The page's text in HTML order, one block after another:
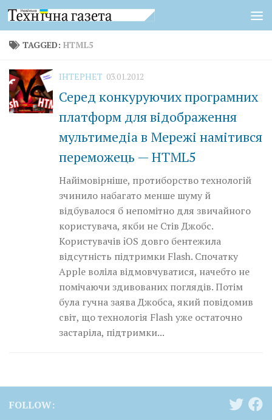
Skip to content
TAGGED: HTML5
ІНТЕРНЕТ 03.01.2012
Серед конкуруючих програмних
платформ для відображення
мультимедіа в Мережі намітився
переможець — HTML5
Найімовірніше, протиборство технологій
зчинило набагато менше шуму й
відбувалося б непомітно для звичайного
користувача, якби не Стів Джобс.
Користувачів iOS довго бентежила
відсутність підтримки Flash. Спочатку
Apple воліла відмовчуватися, начебто не
помічаючи здивованих поглядів. Потім
була гучна заява Джобса, який повідомив
світ, що технологія Flash уже остаточно
застаріла, підтримки...
FOLLOW: